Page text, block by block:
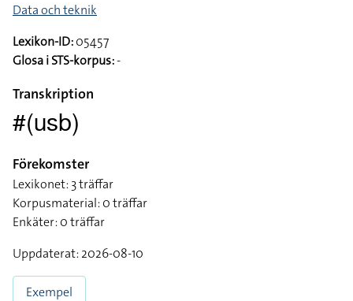
Data och teknik
Lexikon-ID:05457
Glosa i STS-korpus:-
Transkription
#(usb)
Förekomster
Lexikonet: 3 träffar
Korpusmaterial: 0 träffar
Enkäter: 0 träffar
Uppdaterat: 2026-08-10
Exempel